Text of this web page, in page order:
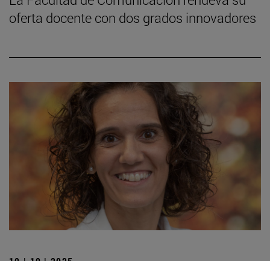
oferta docente con dos grados innovadores